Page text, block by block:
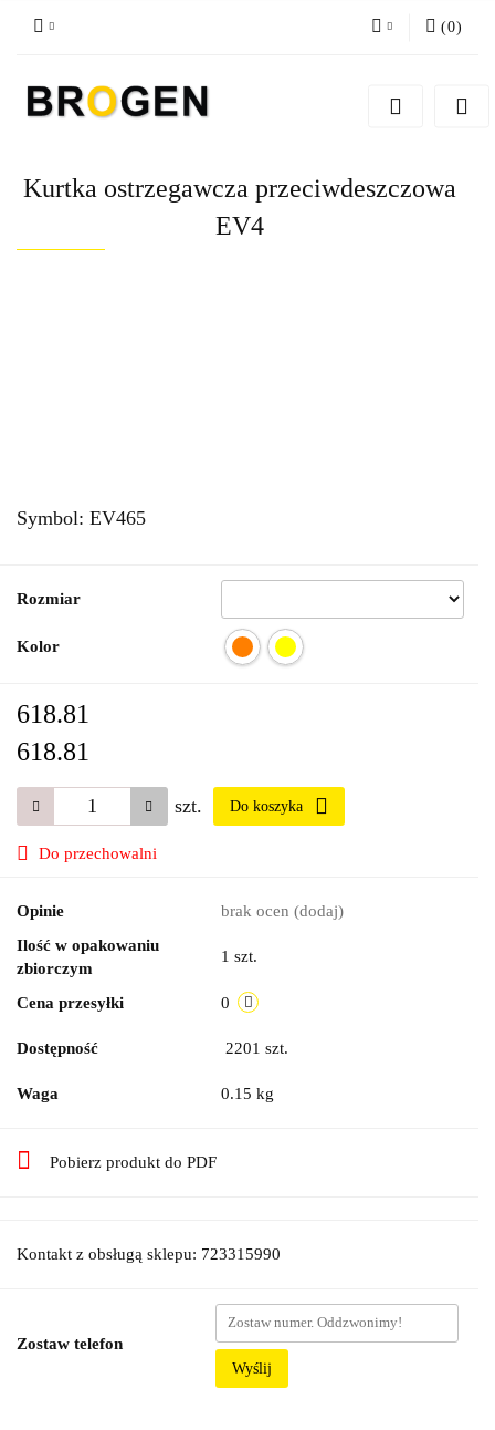
Zarejestruj się
Zgody cookies
(0)
Kurtka ostrzegawcza przeciwdeszczowa
EV4
Symbol: EV465
Rozmiar
Kolor
618.81
618.81
szt. Do koszyka
Do przechowalni
Opinie brak ocen (dodaj)
Ilość w opakowaniu
zbiorczym
1 szt.
Cena przesyłki 0
Dostępność 2201 szt.
Waga 0.15 kg
Pobierz produkt do PDF
Kontakt z obsługą sklepu: 723315990
Zostaw telefon
Wyślij